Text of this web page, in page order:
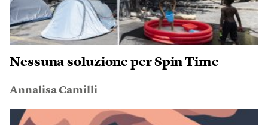
Nessuna soluzione per Spin Time
Annalisa Camilli